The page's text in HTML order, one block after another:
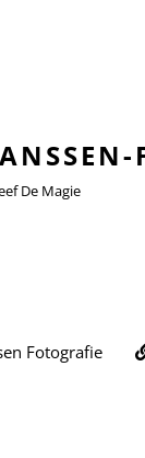
De Magie
Fotografie